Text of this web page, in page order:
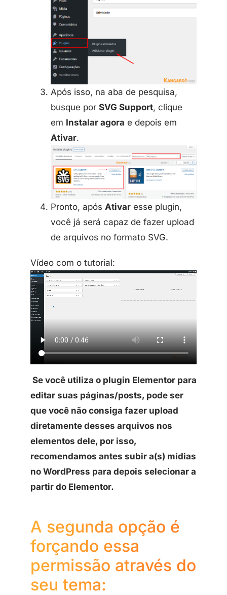
Após isso, na aba de pesquisa,
busque por SVG Support, clique
em Instalar agora e depois em
Ativar.
Pronto, após Ativar esse plugin,
você já será capaz de fazer upload
de arquivos no formato SVG.
Vídeo com o tutorial:
Se você utiliza o plugin Elementor para
editar suas páginas/posts, pode ser
que você não consiga fazer upload
diretamente desses arquivos nos
elementos dele, por isso,
recomendamos antes subir a(s) mídias
no WordPress para depois selecionar a
partir do Elementor.
A segunda opção é
forçando essa
permissão através do
seu tema: